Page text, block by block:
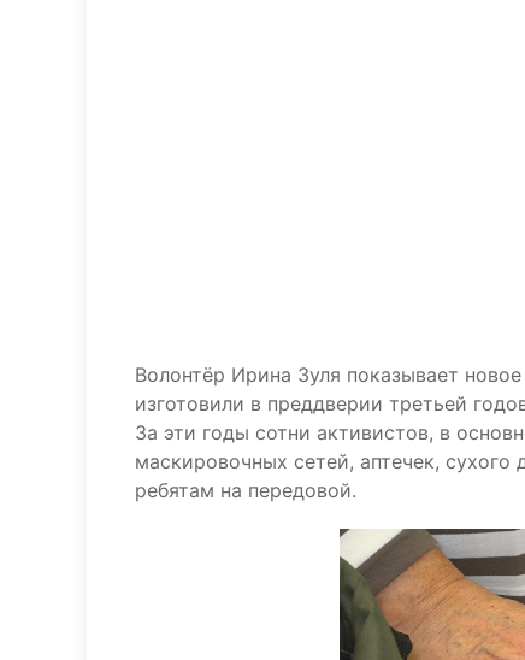
Волонтёр Ирина Зуля показывает
изготовили в преддверии третьей
За эти годы сотни активистов, в
маскировочных сетей, аптечек,
ребятам на передовой.